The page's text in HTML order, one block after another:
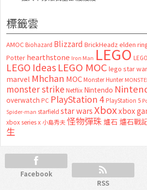
標籤雲
AMOC Biohazard Blizzard BrickHeadz elden
Potter hearthstone Iron Man LEGO
LEGO Ideas LEGO MOC lego star
marvel Mhchan MOC Monster Hunter
monster strike Netflix Nintendo
overwatch PC PlayStation 4 PlayStation 5
Spider-man starfield star wars Xboxxbox
xbox series x 小島秀夫怪物彈珠 爐石 爐石戰
生
Facebook
RSS